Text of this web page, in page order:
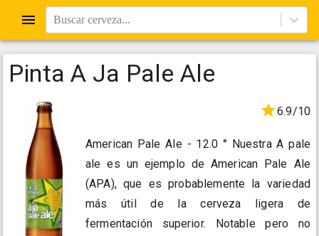
Buscar cerveza...
Pinta A Ja Pale Ale
6.9/10
American Pale Ale - 12.0 ° Nuestra A pale
ale es un ejemplo de American Pale Ale
(APA), que es probablemente la variedad
más útil de la cerveza ligera de
fermentación superior. Notable pero no